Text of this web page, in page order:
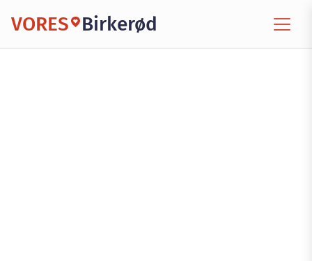
VORES Birkerød